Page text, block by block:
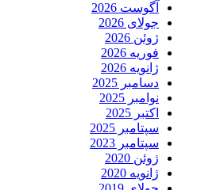
آگوست 2026
جولای 2026
ژوئن 2026
فوریه 2026
ژانویه 2026
دسامبر 2025
نوامبر 2025
اکتبر 2025
سپتامبر 2025
سپتامبر 2023
ژوئن 2020
ژانویه 2020